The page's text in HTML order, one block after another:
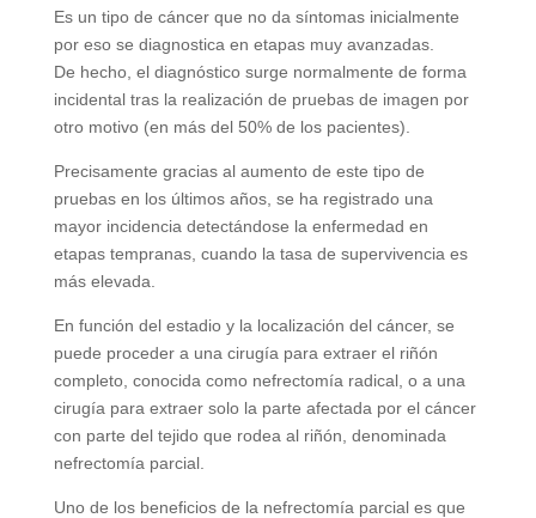
Es un tipo de cáncer que no da síntomas inicialmente
por eso se diagnostica en etapas muy avanzadas.
De hecho, el diagnóstico surge normalmente de forma
incidental tras la realización de pruebas de imagen por
otro motivo (en más del 50% de los pacientes).
Precisamente gracias al aumento de este tipo de
pruebas en los últimos años, se ha registrado una
mayor incidencia detectándose la enfermedad en
etapas tempranas, cuando la tasa de supervivencia es
más elevada.
En función del estadio y la localización del cáncer, se
puede proceder a una cirugía para extraer el riñón
completo, conocida como nefrectomía radical, o a una
cirugía para extraer solo la parte afectada por el cáncer
con parte del tejido que rodea al riñón, denominada
nefrectomía parcial.
Uno de los beneficios de la nefrectomía parcial es que